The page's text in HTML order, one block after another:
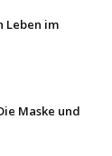
Leben im
Maske und